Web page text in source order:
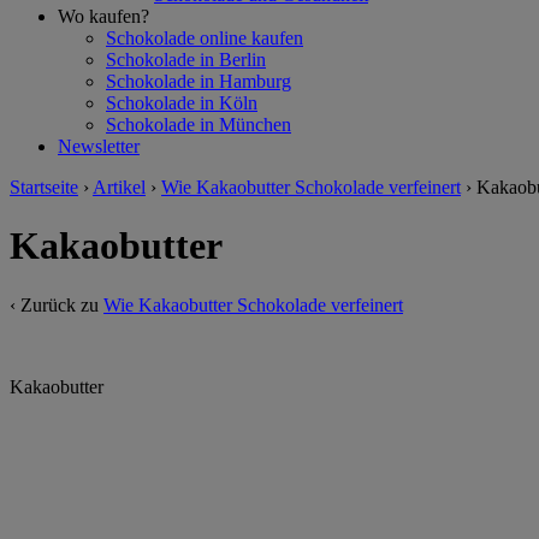
Wo kaufen?
Schokolade online kaufen
Schokolade in Berlin
Schokolade in Hamburg
Schokolade in Köln
Schokolade in München
Newsletter
Startseite › Artikel › Wie Kakaobutter Schokolade verfeinert ›
Kakaobutter
‹ Zurück zu Wie Kakaobutter Schokolade verfeinert
Kakaobutter